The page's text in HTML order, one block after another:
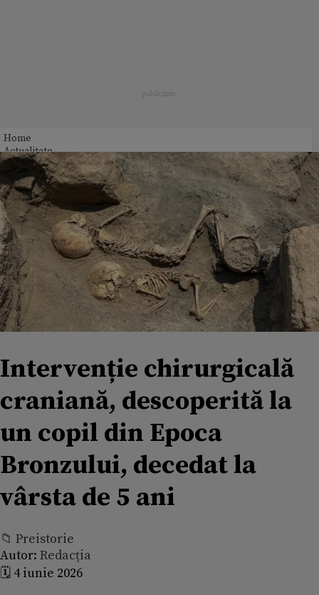
Home
Actualitate
Intervenție chirurgicală
craniană, descoperită la
un copil din Epoca
Bronzului, decedat la
vârsta de 5 ani
📁 Preistorie
Autor: Redacția
🗓️ 4 iunie 2026